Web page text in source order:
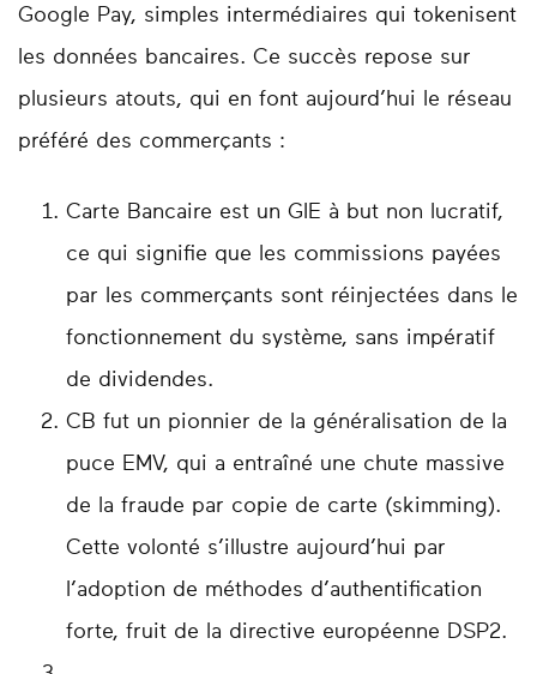
Google Pay, simples intermédiaires qui tokenisent
les données bancaires. Ce succès repose sur
plusieurs atouts, qui en font aujourd’hui le réseau
préféré des commerçants :
Carte Bancaire est un GIE à but non lucratif,
ce qui signifie que les commissions payées
par les commerçants sont réinjectées dans le
fonctionnement du système, sans impératif
de dividendes.
CB fut un pionnier de la généralisation de la
puce EMV, qui a entraîné une chute massive
de la fraude par copie de carte (skimming).
Cette volonté s’illustre aujourd’hui par
l’adoption de méthodes d’authentification
forte, fruit de la directive européenne DSP2.